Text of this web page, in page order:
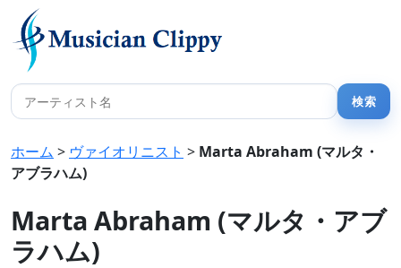
ホーム > ヴァイオリニスト > Marta Abraham (マルタ・
アブラハム)
Marta Abraham (マルタ・アブ
ラハム)